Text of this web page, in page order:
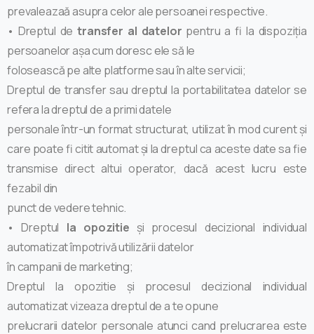
prevaleazaă asupra celor ale persoanei respective.
• Dreptul detransfer al datelor pentru a fi la dispoziția
persoanelor așa cum doresc ele să le
folosească pe alte platforme sau în alte servicii;
Dreptul de transfer sau dreptul la portabilitatea datelor se
refera la dreptul de a primi datele
personale într-un format structurat, utilizat în mod curent și
care poate fi citit automat și la dreptul ca aceste date sa fie
transmise direct altui operator, dacă acest lucru este
fezabil din
punct de vedere tehnic.
• Dreptul la opozitie și procesul decizional individual
automatizat împotrivă utilizării datelor
în campanii de marketing;
Dreptul la opozitie și procesul decizional individual
automatizat vizeaza dreptul de a te opune
prelucrarii datelor personale atunci cand prelucrarea este